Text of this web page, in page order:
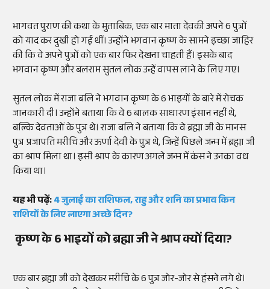
भागवत पुराण की कथा के मुताबिक, एक बार माता देवकी अपने 6 पुत्रों
को याद कर दुखी हो गई थीं। उन्होंने भगवान कृष्ण के सामने इच्छा जाहिर
की कि वे अपने पुत्रों को एक बार फिर देखना चाहती हैं। इसके बाद
भगवान कृष्ण और बलराम सुतल लोक उन्हें वापस लाने के लिए गए।
सुतल लोक में राजा बलि ने भगवान कृष्ण के 6 भाइयों के बारे में रोचक
जानकारी दी। उन्होंने बताया कि वे 6 बालक साधारण इंसान नहीं थे,
बल्कि देवताओं के पुत्र थे। राजा बलि ने बताया कि वे ब्रह्मा जी के मानस
पुत्र प्रजापति मरीचि और ऊर्णा देवी के पुत्र थे, जिन्हें पिछले जन्म में ब्रह्मा जी
का श्राप मिला था। इसी श्राप के कारण अगले जन्म में कंस ने उनका वध
किया था।
यह भी पढ़ें:4 जुलाई का राशिफल, राहु और शनि का प्रभाव किन
राशियों के लिए लाएगा अच्छे दिन?
कृष्ण के 6 भाइयों को ब्रह्मा जी ने श्राप क्यों दिया?
एक बार ब्रह्मा जी को देखकर मरीचि के 6 पुत्र जोर-जोर से हंसने लगे थे।